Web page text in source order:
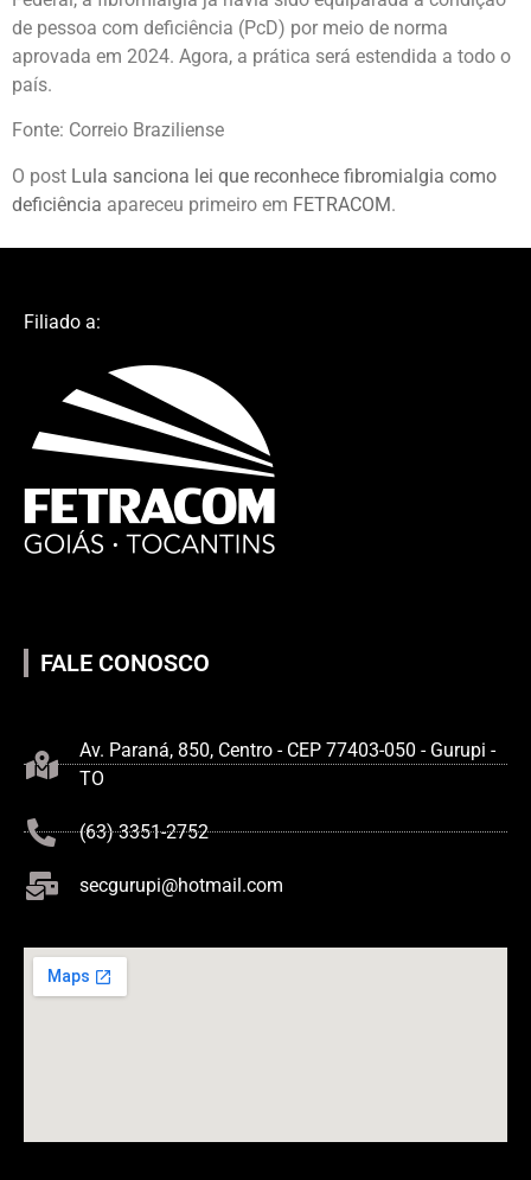
de pessoa com deficiência (PcD) por meio de norma
aprovada em 2024. Agora, a prática será estendida a todo o
país.
Fonte: Correio Braziliense
O post Lula sanciona lei que reconhece fibromialgia como
deficiência apareceu primeiro em FETRACOM.
Filiado a:
FALE CONOSCO
Av. Paraná, 850, Centro - CEP 77403-050 - Gurupi -
TO
(63) 3351-2752
secgurupi@hotmail.com